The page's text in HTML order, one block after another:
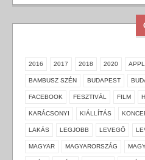
2016 2017 2018 2020
BAMBUSZ SZÉN BUDAPEST
FACEBOOK FESZTIVÁL FILM
KARÁCSONYI KIÁLLÍTÁS
LAKÁS LEGJOBB LEVEGŐ
MAGYAR MAGYARORSZÁG